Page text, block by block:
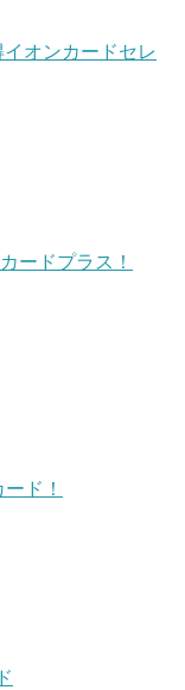
オンカードセレ
ードプラス！
ド！